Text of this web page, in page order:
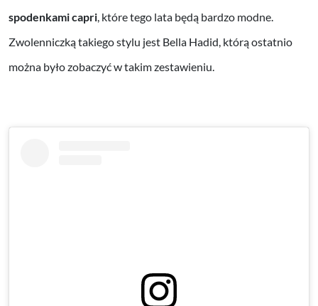
spodenkami capri, które tego lata będą bardzo modne.
Zwolenniczką takiego stylu jest Bella Hadid, którą ostatnio
można było zobaczyć w takim zestawieniu.